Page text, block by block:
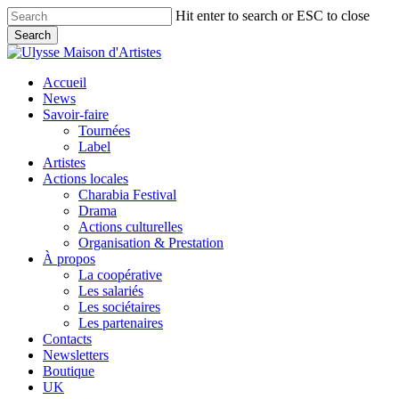
Skip
to
main
content
Hit enter to search or ESC to close
Search
Close
search
Menu
Accueil
News
Savoir-faire
Tournées
Label
Artistes
Actions locales
Charabia Festival
Drama
Actions culturelles
Organisation & Prestation
À propos
La coopérative
Les salariés
Les sociétaires
Les partenaires
Contacts
Newsletters
Boutique
UK